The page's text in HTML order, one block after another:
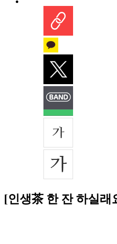
[인생茶 한 잔 하실래